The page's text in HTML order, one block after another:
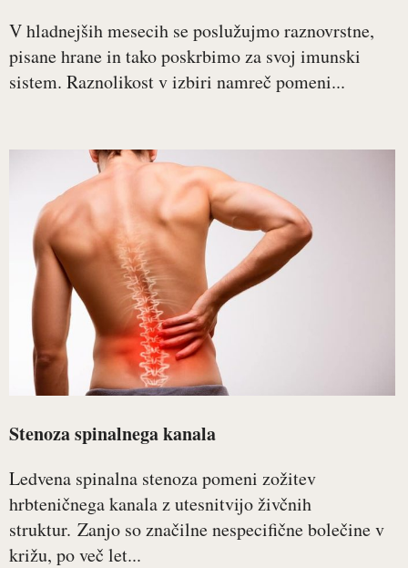
V hladnejših mesecih se poslužujmo raznovrstne,
pisane hrane in tako poskrbimo za svoj imunski
sistem. Raznolikost v izbiri namreč pomeni...
Stenoza spinalnega kanala
Ledvena spinalna stenoza pomeni zožitev
hrbteničnega kanala z utesnitvijo živčnih
struktur. Zanjo so značilne nespecifične bolečine v
križu, po več let...